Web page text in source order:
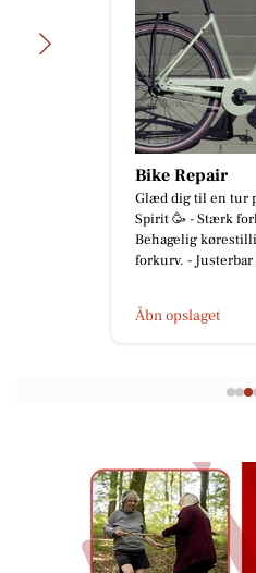
Bike Repair
Glæd dig til en tur
Spirit 🥳 - Stærk
Behagelig
forkurv. -
Åbn opslaget